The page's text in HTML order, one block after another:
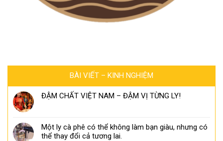
BÀI VIẾT – KINH NGHIỆM
ĐẬM CHẤT VIỆT NAM – ĐẬM VỊ TỪNG LY!
Một ly cà phê có thể không làm bạn giàu, nhưng có
thể thay đổi cả tương lai.